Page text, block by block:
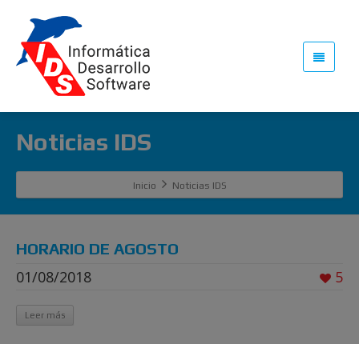
Noticias IDS
Inicio Noticias IDS
HORARIO DE AGOSTO
5
01/08/2018
Leer más